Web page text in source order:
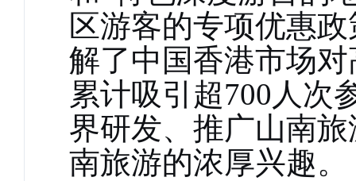
区游客的专项优惠
解了中国香港市场
累计吸引超700人次
界研发、推广山南
南旅游的浓厚兴趣。